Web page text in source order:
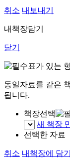
취소 내보내기
내책장담기
닫기
표가 있는
동일자료를 같은
됩니다.
책장선택
새 책장
선택한 자료
취소 내책장에 담기